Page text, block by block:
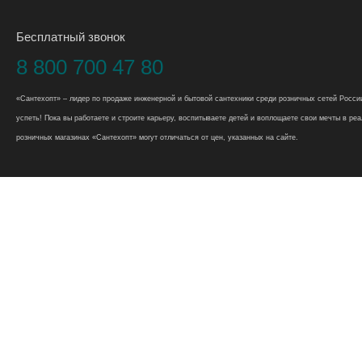
Бесплатный звонок
8 800 700 47 80
«Сантехопт» – лидер по продаже инженерной и бытовой сантехники среди розничных сетей
успеть! Пока вы работаете и строите карьеру, воспитываете детей и воплощаете свои мечты в
розничных магазинах «Сантехопт» могут отличаться от цен, указанных на сайте.